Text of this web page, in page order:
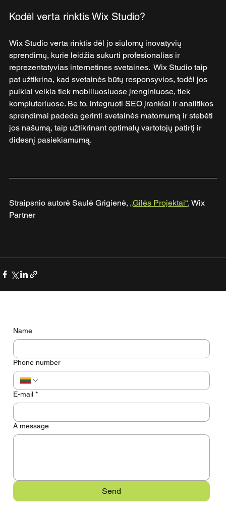
Kodėl verta rinktis Wix Studio?
Wix Studio verta rinktis dėl jo siūlomų inovatyvių
sprendimų, kurie leidžia sukurti profesionalias ir
reprezentatyvias internetines svetaines.  Wix Studio taip
pat užtikrina, kad svetainės būtų responsyvios, todėl jos
puikiai veikia tiek mobiliuosiuose įrenginiuose, tiek
kompiuteriuose. Be to, integruoti SEO įrankiai ir analitikos
sprendimai padeda gerinti svetainės matomumą ir stebėti
jos našumą, taip užtikrinant optimalų vartotojų patirtį ir
didesnį pasiekiamumą.
Straipsnio autorė Saulė Grigienė, „Gilės Projektai“, Wix
Partner
Name
Phone number
E-mail *
A message
Send